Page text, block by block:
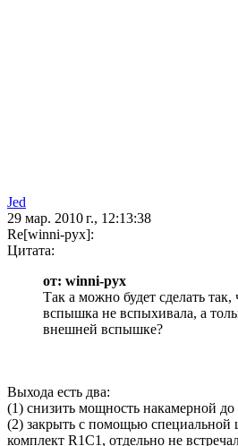
Jed
29 мар. 2010 г., 12:13:38
Re[winni-pyx]:
Цитата:
от: winni-pyx
Так а можно будет сделать так,
вспышка не вспыхивала, а
внешней вспышке?
Выхода есть два:
(1) снизить мощность накамерной
(2) закрыть с помощью специальной
комплект R1C1, отдельно не